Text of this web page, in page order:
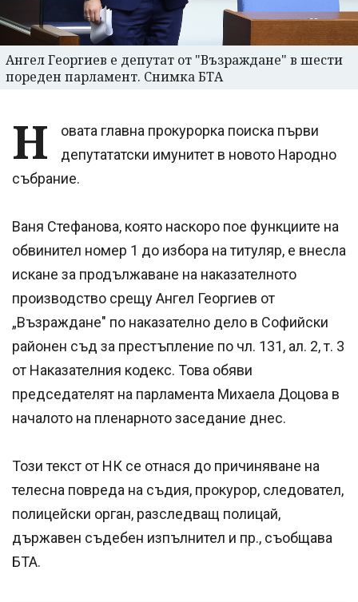
Ангел Георгиев е депутат от "Възраждане" в шести
пореден парламент. Снимка БТА
Н
овата главна прокурорка поиска първи
депутататски имунитет в новото Народно
събрание.
Ваня Стефанова, която наскоро пое функциите на
обвинител номер 1 до избора на титуляр, е внесла
искане за продължаване на наказателното
производство срещу Ангел Георгиев от
„Възраждане" по наказателно дело в Софийски
районен съд за престъпление по чл. 131, ал. 2, т. 3
от Наказателния кодекс. Това обяви
председателят на парламента Михаела Доцова в
началото на пленарното заседание днес.
Този текст от НК се отнася до причиняване на
телесна повреда на съдия, прокурор, следовател,
полицейски орган, разследващ полицай,
държавен съдебен изпълнител и пр., съобщава
БТА.